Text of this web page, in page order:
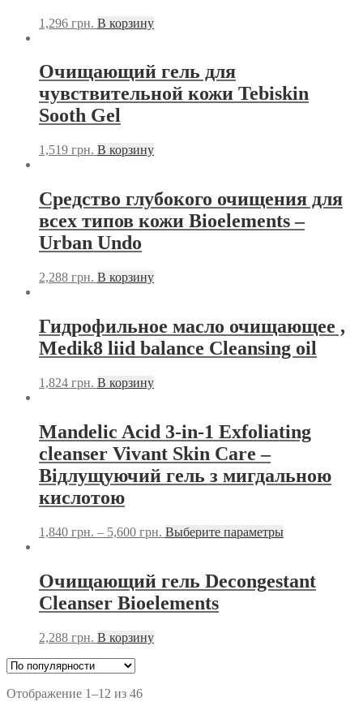
1,296 грн. В корзину
Очищающий гель для
чувствительной кожи Tebiskin
Sooth Gel
1,519 грн. В корзину
Средство глубокого очищения для
всех типов кожи Bioelements –
Urban Undo
2,288 грн. В корзину
Гидрофильное масло очищающее ,
Medik8 liid balance Cleansing oil
1,824 грн. В корзину
Mandelic Acid 3-in-1 Exfoliating
cleanser Vivant Skin Care –
Відлущуючий гель з мигдальною
кислотою
1,840 грн. – 5,600 грн. Выберите параметры
Очищающий гель Decongestant
Cleanser Bioelements
2,288 грн. В корзину
Отображение 1–12 из 46